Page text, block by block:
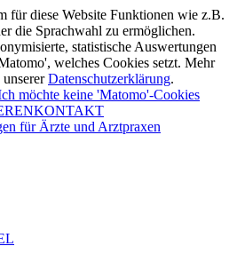
für diese Website Funktionen wie z.B.
die Sprachwahl zu ermöglichen.
statistische Auswertungen
welches Cookies setzt. Mehr
Datenschutzerklärung.
möchte keine 'Matomo'-Cookies
KONTAKT